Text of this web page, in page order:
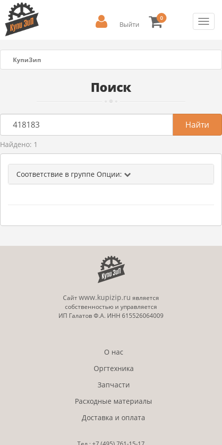
Выйти
0
КупиЗип
Поиск
Найдено: 1
Соответствие в группе Опции:
Сайтwww.kupizip.ru является
собственностью и управляется
ИП Галатов Ф.А. ИНН 615526064009
О нас
Оргтехника
Запчасти
Расходные материалы
Доставка и оплата